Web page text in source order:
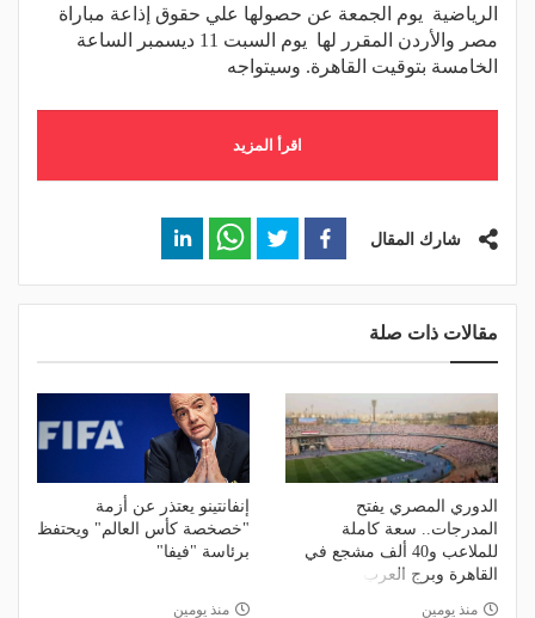
الرياضية يوم الجمعة عن حصولها علي حقوق إذاعة مباراة
مصر والأردن المقرر لها يوم السبت 11 ديسمبر الساعة
الخامسة بتوقيت القاهرة. وسيتواجه
اقرأ المزيد
شارك المقال
مقالات ذات صلة
الدوري المصري يفتح
المدرجات.. سعة كاملة
للملاعب و40 ألف مشجع في
القاهرة وبرج العرب
منذ يومين
إنفانتينو يعتذر عن أزمة
"خصخصة كأس العالم" ويحتفظ
برئاسة "فيفا"
منذ يومين